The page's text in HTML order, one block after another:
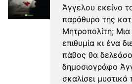
Άγγελου εκείνο
παράθυρο της
Μητροπολίτη;
επιθυμία κι ένα
πάθος θα
δημοσιογράφο
σκαλίσει